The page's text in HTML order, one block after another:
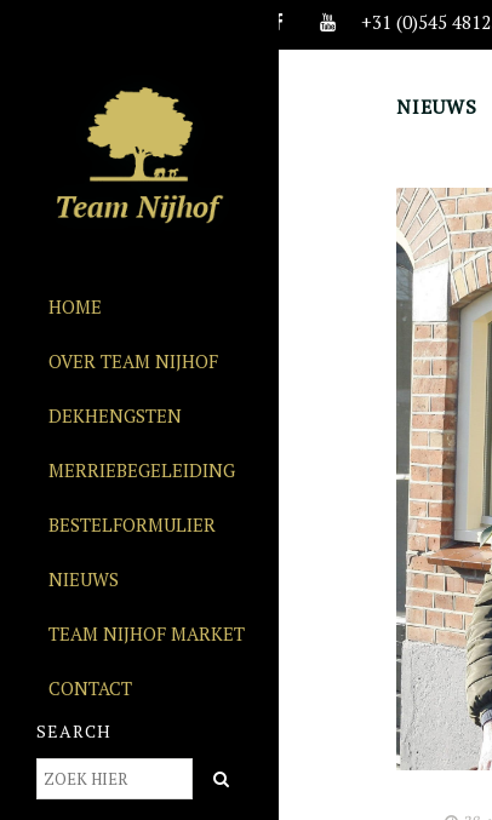
+31 (0)545
HOME
OVER TEAM NIJHOF
DEKHENGSTEN
MERRIEBEGELEIDING
BESTELFORMULIER
NIEUWS
TEAM NIJHOF MARKET
CONTACT
SEARCH
NIEUWS